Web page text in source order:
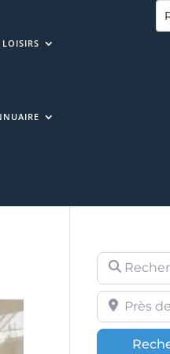
LOISIRS
Recherche
Près de